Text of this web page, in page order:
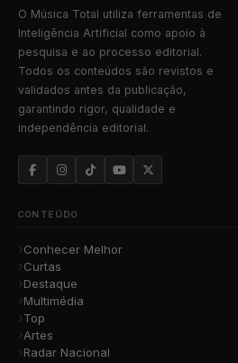
O Música Total utiliza ferramentas de
Inteligência Artificial como apoio à
pesquisa e ao processo editorial.
Todos os conteúdos são revistos e
validados antes da publicação,
garantindo rigor, qualidade e
independência editorial.
CONTEÚDO
Conhecer Melhor
Curtas
Destaque
Multimédia
Top
Artes
Radar Nacional